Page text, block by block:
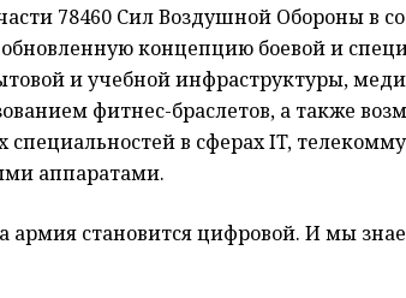
78460 Сил Воздушной Обороны в
концепцию боевой и
и учебной инфраструктуры,
фитнес-браслетов, а также
в сферах IT,
аппаратами.
армия становится цифровой. И мы